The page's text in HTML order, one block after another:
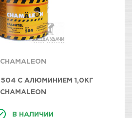
CHAMALEON
С АЛЮМИНИЕМ 1,0КГ
CHAMALEON
В НАЛИЧИИ